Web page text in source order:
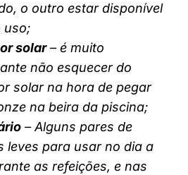
o outro estar disponível
uso;
solar– é muito
não esquecer do
solar na hora de pegar
na beira da piscina;
– Alguns pares de
leves para usar no dia a
as refeições, e nas